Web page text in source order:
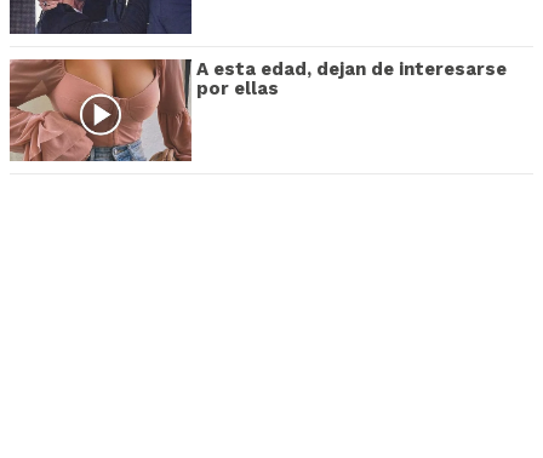
A esta edad, dejan de interesarse
por ellas